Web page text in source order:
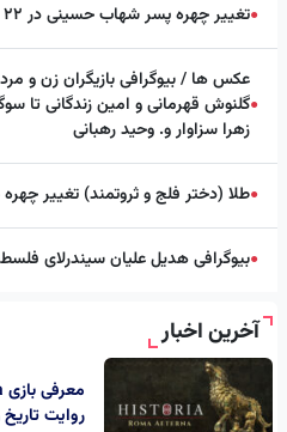
●تغییر چهره پسر شهاب حسینی در ۲۲ سالگی
●
عکس ها / بیوگرافی بازیگران زن و
گلنوش قهرمانی و امین زندگانی تا
زهرا سزاوار و. وحید رهبانی
●طلا (دختر فلج و ثروتمند) تغییر چهره داد؛
●بیوگرافی هدیل علیان سیندرلای
آخرین اخبار
روایت